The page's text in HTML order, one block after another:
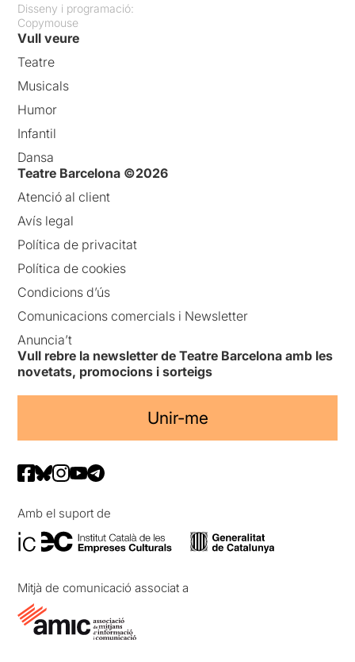
Disseny i programació:
Copymouse
Vull veure
Teatre
Musicals
Humor
Infantil
Dansa
Teatre Barcelona ©2026
Atenció al client
Avís legal
Política de privacitat
Política de cookies
Condicions d’ús
Comunicacions comercials i Newsletter
Anuncia’t
Vull rebre la newsletter de Teatre Barcelona amb les
novetats, promocions i sorteigs
Unir-me
Amb el suport de
Mitjà de comunicació associat a